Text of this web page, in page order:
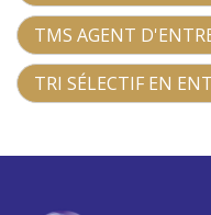
TMS AGENT
TRI SÉLECTIF EN